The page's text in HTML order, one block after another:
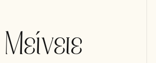
Μείνετε